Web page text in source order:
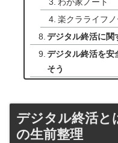
楽クラライフノ
デジタル終活に関
デジタル終活を安
そう
デジタル終活と
の生前整理